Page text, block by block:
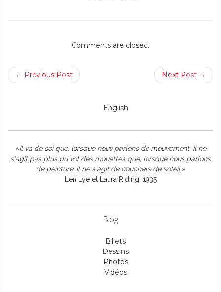
Comments are closed.
← Previous Post Next Post →
English
«Il va de soi que, lorsque nous parlons de mouvement, il ne
s'agit pas plus du vol des mouettes que, lorsque nous parlons
de peinture, il ne s'agit de couchers de soleil.»
Len Lye et Laura Riding, 1935
Blog
Billets
Dessins
Photos
Vidéos